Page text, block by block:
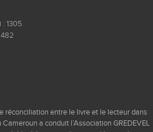
1305
réconciliation entre le livre et le lecteur dans
a conduit l’Association GREDEVEL